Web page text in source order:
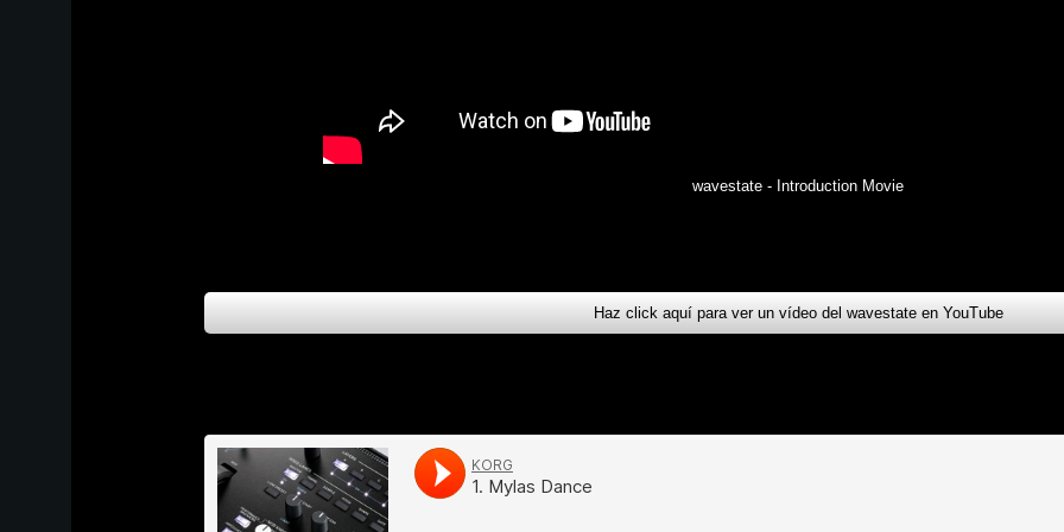
wavestate - Introduction Movie
Haz click aquí para ver un vídeo del wavestate en YouTube